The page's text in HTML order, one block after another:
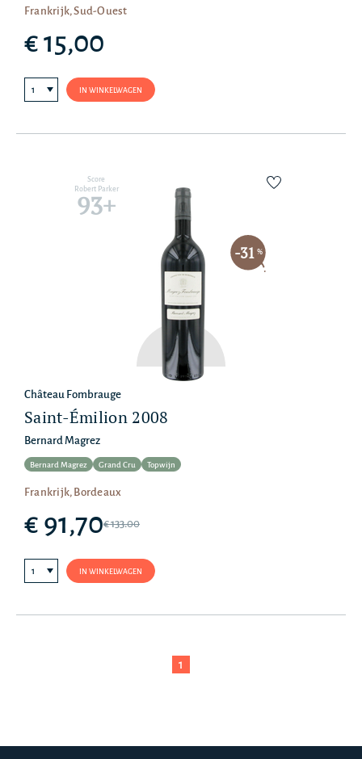
Frankrijk, Sud-Ouest
€ 15,00
IN WINKELWAGEN
Score
Robert Parker
93+
-31 %
Château Fombrauge
Saint-Émilion 2008
Bernard Magrez
Bernard Magrez Grand Cru Topwijn
Frankrijk, Bordeaux
€ 91,70€ 133.00
IN WINKELWAGEN
1